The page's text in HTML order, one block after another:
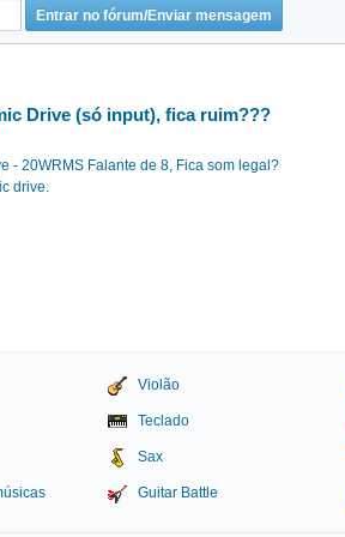
Drive (só input), fica ruim???
- 20WRMS Falante de 8, Fica som legal?
drive.
Violão
Teclado
Sax
Guitar Battle